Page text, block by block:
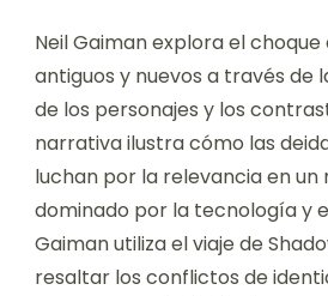
Neil Gaiman explora el
antiguos y nuevos a través de
de los personajes y los
narrativa ilustra cómo las
luchan por la relevancia en un
dominado por la tecnología y
Gaiman utiliza el viaje de
resaltar los conflictos de